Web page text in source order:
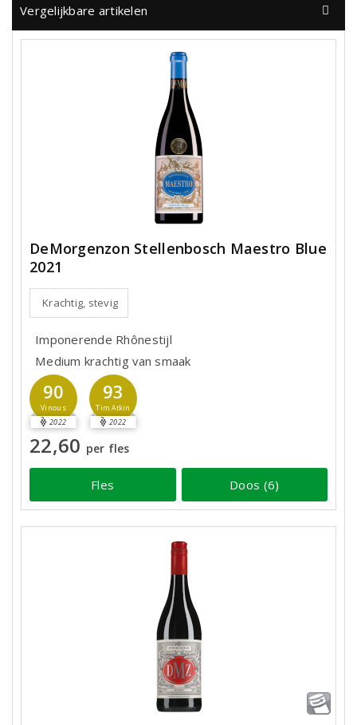
Vergelijkbare artikelen
DeMorgenzon Stellenbosch Maestro Blue
2021
Krachtig, stevig
Imponerende Rhônestijl
Medium krachtig van smaak
90
Vinous
2022
93
Tim Atkin
2022
22,60 per fles
Fles Doos (6)